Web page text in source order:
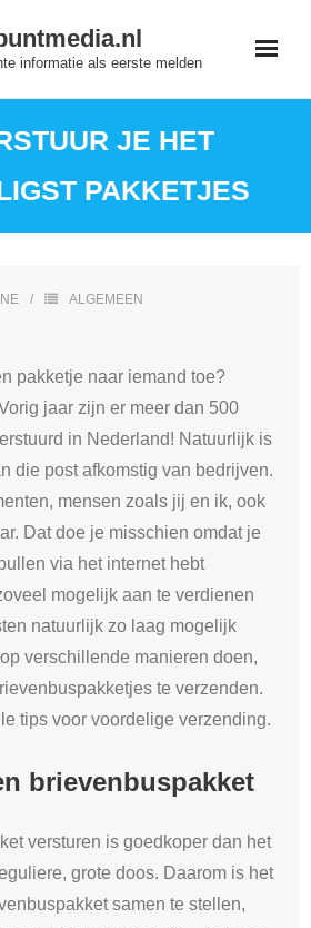
informatie als eerste melden
JE HET
PAKKETJES
ALGEMEEN
pakketje naar iemand toe?
jaar zijn er meer dan 500
in Nederland! Natuurlijk is
die post afkomstig van bedrijven.
mensen zoals jij en ik, ook
Dat doe je misschien omdat je
via het internet hebt
mogelijk aan te verdienen
natuurlijk zo laag mogelijk
verschillende manieren doen,
te verzenden.
tips voor voordelige verzending.
brievenbuspakket
versturen is goedkoper dan het
grote doos. Daarom is het
samen te stellen,